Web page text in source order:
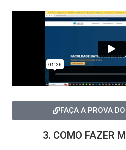
FAÇA A PROVA
3. COMO FAZER